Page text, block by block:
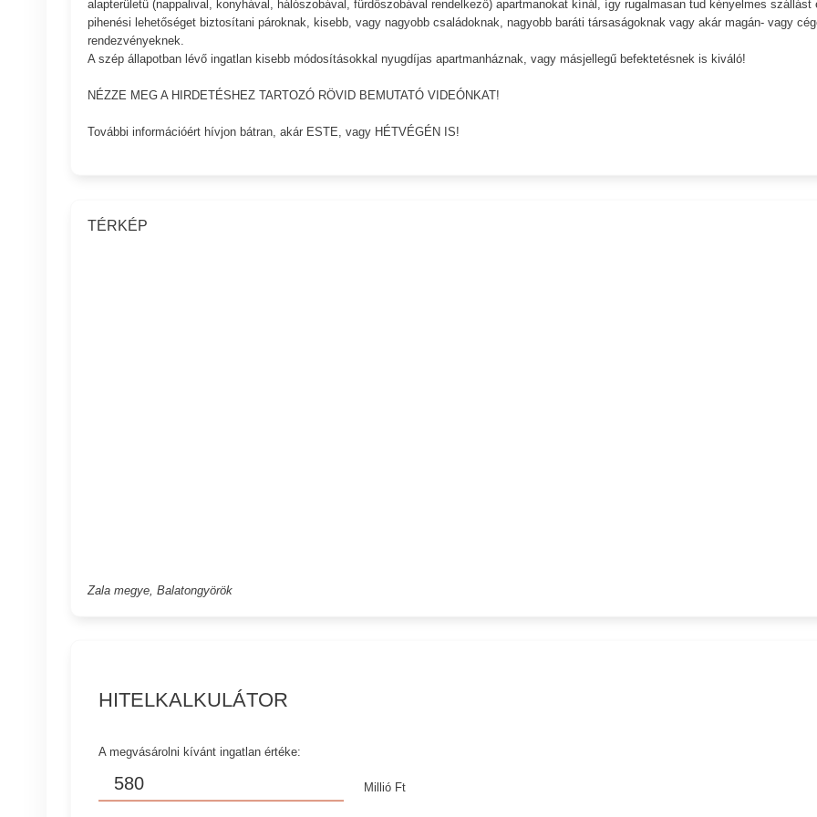
alapterületű (nappalival, konyhával, hálószobával, fürdőszobával rendelkező) apartmanokat kínál, így rugalmasan tud kényelmes szállást
pihenési lehetőséget biztosítani pároknak, kisebb, vagy nagyobb családoknak, nagyobb baráti társaságoknak vagy akár magán- vagy
rendezvényeknek.
A szép állapotban lévő ingatlan kisebb módosításokkal nyugdíjas apartmanháznak, vagy másjellegű befektetésnek is kiváló!
NÉZZE MEG A HIRDETÉSHEZ TARTOZÓ RÖVID BEMUTATÓ VIDEÓNKAT!
További információért hívjon bátran, akár ESTE, vagy HÉTVÉGÉN IS!
TÉRKÉP
Zala megye, Balatongyörök
HITELKALKULÁTOR
A megvásárolni kívánt ingatlan értéke:
Millió Ft